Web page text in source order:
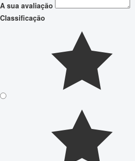
A sua avaliação
Classificação